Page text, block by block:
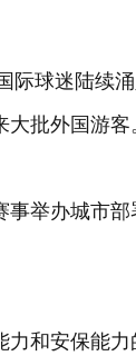
际球迷陆续
批外国游客
举办城市
和安保能